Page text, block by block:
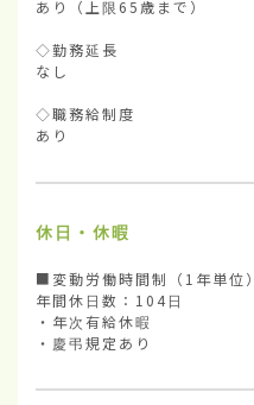
あり（上限65歳まで）
◇勤務延長
なし
◇職務給制度
あり
休日・休暇
■変動労働時間制（1年単位）
年間休日数：104日
・年次有給休暇
・慶弔規定あり